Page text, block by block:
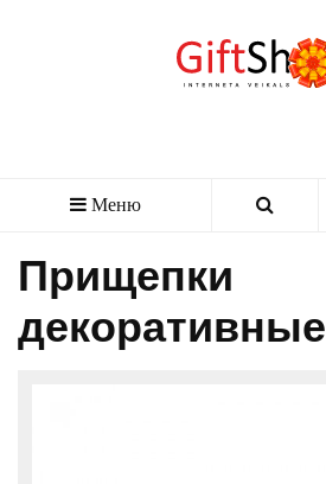
Меню
Прищепки
декоративные